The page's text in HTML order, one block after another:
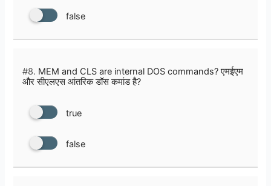
false
#8. MEM and CLS are internal DOS commands? एमईएम
और सीएलएस आंतरिक डॉस कमांड है?
true
false